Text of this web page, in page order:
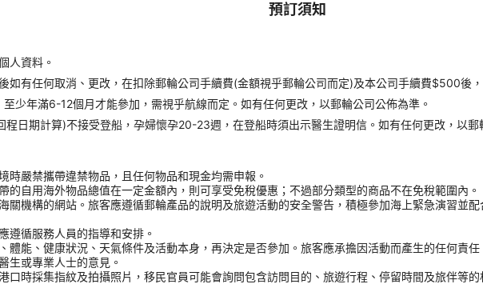
預訂須知
人資料。
如有任何取消、更改，在扣除郵輪公司手續費(金額視乎郵輪公司而定)及本公司手續費$500後
少年滿6-12個月才能參加，需視乎航線而定。如有任何更改，以郵輪公司公佈為準。
日期計算)不接受登船，孕婦懷孕20-23週，在登船時須出示醫生證明信。如有任何更改，以郵
時嚴禁攜帶違禁物品，且任何物品和現金均需申報。
的自用海外物品總值在一定金額內，則可享受免稅優惠；不過部分類型的商品不在免稅範圍內。
關機構的網站。旅客應遵循郵輪產品的說明及旅遊活動的安全警告，積極參加海上緊急演習並
遵循服務人員的指導和安排。
體能、健康狀況、天氣條件及活動本身，再決定是否參加。旅客應承擔因活動而產生的任何責任
生或專業人士的意見。
口時採集指紋及拍攝照片，移民官員可能會詢問包含訪問目的、旅遊行程、停留時間及旅伴等的